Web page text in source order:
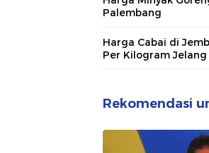
Palembang
Harga Cabai di
Per Kilogram
Rekomendasi